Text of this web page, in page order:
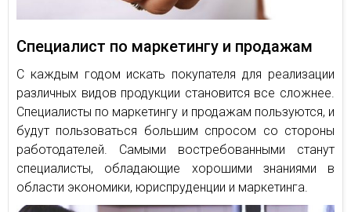
Специалист по маркетингу и продажам
С каждым годом искать покупателя для реализации
различных видов продукции становится все сложнее.
Специалисты по маркетингу и продажам пользуются, и
будут пользоваться большим спросом со стороны
работодателей. Самыми востребованными станут
специалисты, обладающие хорошими знаниями в
области экономики, юриспруденции и маркетинга.